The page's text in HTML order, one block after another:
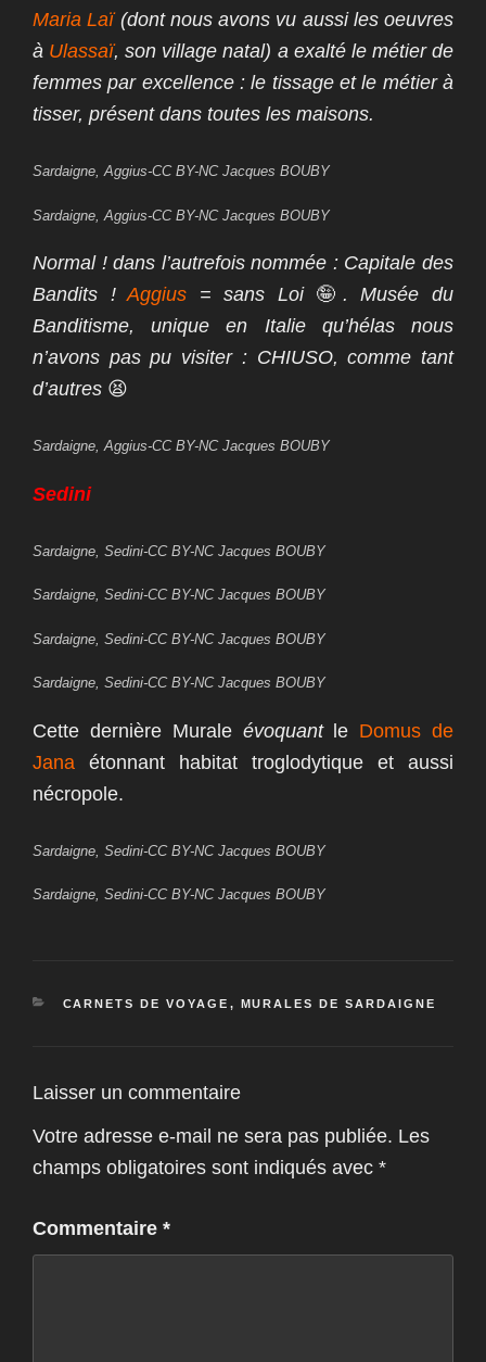
Maria Laï(dont nous avons vu aussi les oeuvres
à Ulassaï, son village natal) a exalté le métier de
femmes par excellence : le tissage et le métier à
tisser, présent dans toutes les maisons.
Sardaigne, Aggius-CC BY-NC Jacques BOUBY
Sardaigne, Aggius-CC BY-NC Jacques BOUBY
Normal ! dans l’autrefois nommée : Capitale des
Bandits !Aggius = sans Loi 🤪 . Musée du
Banditisme, unique en Italie qu’hélas nous
n’avons pas pu visiter : CHIUSO, comme tant
d’autres 😫
Sardaigne, Aggius-CC BY-NC Jacques BOUBY
Sedini
Sardaigne, Sedini-CC BY-NC Jacques BOUBY
Sardaigne, Sedini-CC BY-NC Jacques BOUBY
Sardaigne, Sedini-CC BY-NC Jacques BOUBY
Sardaigne, Sedini-CC BY-NC Jacques BOUBY
Cette dernière Murale évoquantle Domus de
Jana étonnant habitat troglodytique et aussi
nécropole.
Sardaigne, Sedini-CC BY-NC Jacques BOUBY
Sardaigne, Sedini-CC BY-NC Jacques BOUBY
CATÉGORIES
CARNETS DE VOYAGE , MURALES DE SARDAIGNE
Laisser un commentaire
Votre adresse e-mail ne sera pas publiée. Les
champs obligatoires sont indiqués avec *
Commentaire *